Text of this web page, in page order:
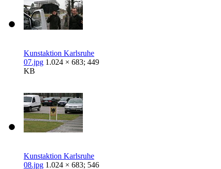
Kunstaktion Karlsruhe
07.jpg 1.024 × 683; 449
KB
Kunstaktion Karlsruhe
08.jpg 1.024 × 683; 546